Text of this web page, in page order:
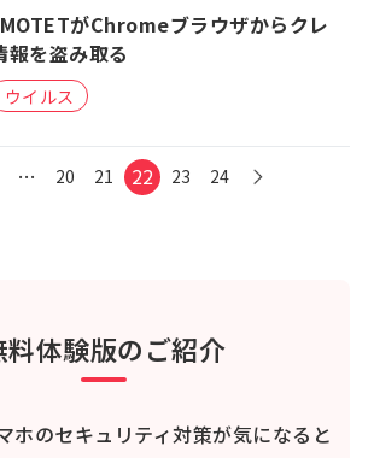
がChromeブラウザからクレ
報を盗み取る
ウイルス
… 20 21 22 23 24
料体験版のご紹介
ホのセキュリティ対策が気になると